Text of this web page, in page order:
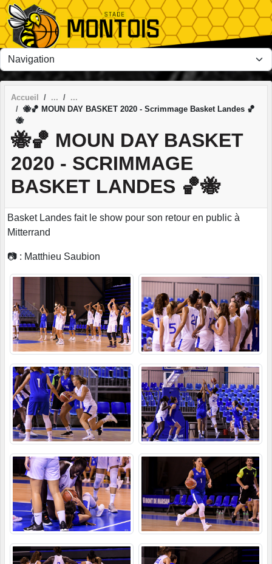
Accueil
🐝🏀 MOUN DAY BASKET 2020 - Scrimmage Basket Landes 🏀
🐝
🐝🏀 MOUN DAY BASKET
2020 - SCRIMMAGE
BASKET LANDES 🏀🐝
Basket Landes fait le show pour son retour en public à
Mitterrand
📷 : Matthieu Saubion
Panneau de gestion des cookies